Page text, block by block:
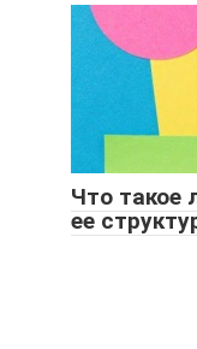
Что такое
ее